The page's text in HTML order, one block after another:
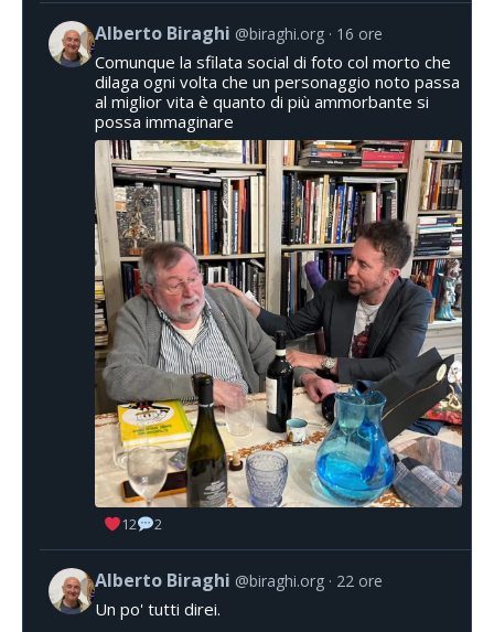
Alberto Biraghi @biraghi.org 16 ore
Comunque la sfilata social di foto col morto che
dilaga ogni volta che un personaggio noto passa
al miglior vita è quanto di più ammorbante si
possa immaginare
12 2
Alberto Biraghi @biraghi.org 22 ore
Un po' tutti direi.